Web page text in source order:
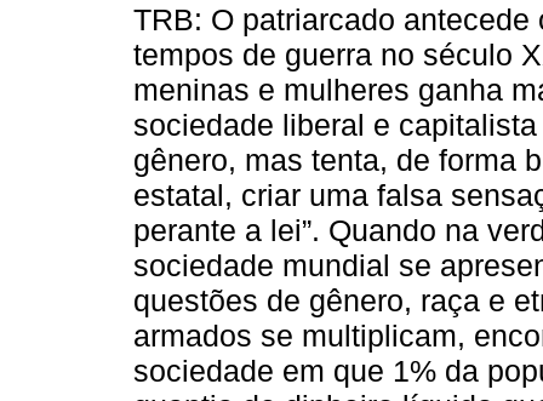
TRB: O patriarcado
tempos de guerra no século
meninas e mulheres ganha
sociedade liberal e
gênero, mas tenta, de forma
estatal, criar uma falsa
perante a lei”. Quando na
sociedade mundial se
questões de gênero, raça e
armados se multiplicam,
sociedade em que 1% da